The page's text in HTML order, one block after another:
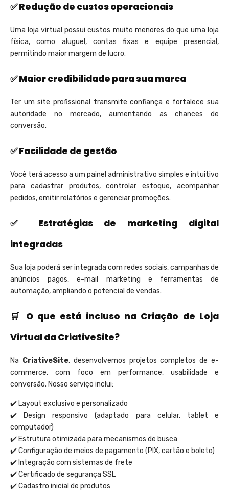
✅ Redução de custos operacionais
Uma loja virtual possui custos muito menores do que uma loja
física, como aluguel, contas fixas e equipe presencial,
permitindo maior margem de lucro.
✅ Maior credibilidade para sua marca
Ter um site profissional transmite confiança e fortalece sua
autoridade no mercado, aumentando as chances de
conversão.
✅ Facilidade de gestão
Você terá acesso a um painel administrativo simples e intuitivo
para cadastrar produtos, controlar estoque, acompanhar
pedidos, emitir relatórios e gerenciar promoções.
✅ Estratégias de marketing digital
integradas
Sua loja poderá ser integrada com redes sociais, campanhas de
anúncios pagos, e-mail marketing e ferramentas de
automação, ampliando o potencial de vendas.
🛒 O que está incluso na Criação de Loja
Virtual da CriativeSite?
Na CriativeSite, desenvolvemos projetos completos de e-
commerce, com foco em performance, usabilidade e
conversão. Nosso serviço inclui:
✔️ Layout exclusivo e personalizado
✔️ Design responsivo (adaptado para celular, tablet e
computador)
✔️ Estrutura otimizada para mecanismos de busca
✔️ Configuração de meios de pagamento (PIX, cartão e boleto)
✔️ Integração com sistemas de frete
✔️ Certificado de segurança SSL
✔️ Cadastro inicial de produtos